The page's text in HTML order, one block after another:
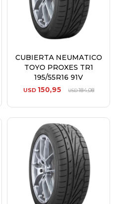
CUBIERTA NEUMATICO
TOYO PROXES TR1
195/55R16 91V
USD 150,95 USD184,08